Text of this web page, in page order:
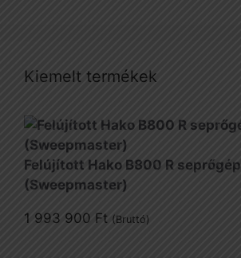
Kiemelt termékek
Felújított Hako B800 R seprőgép
(Sweepmaster)
1 993 900 Ft (Bruttó)